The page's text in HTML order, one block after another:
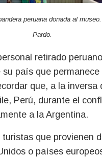
peruana donada al
Pardo.
retirado
su país que permanece
que, a la inversa
Perú, durante el
a la Argentina.
que provienen
o países